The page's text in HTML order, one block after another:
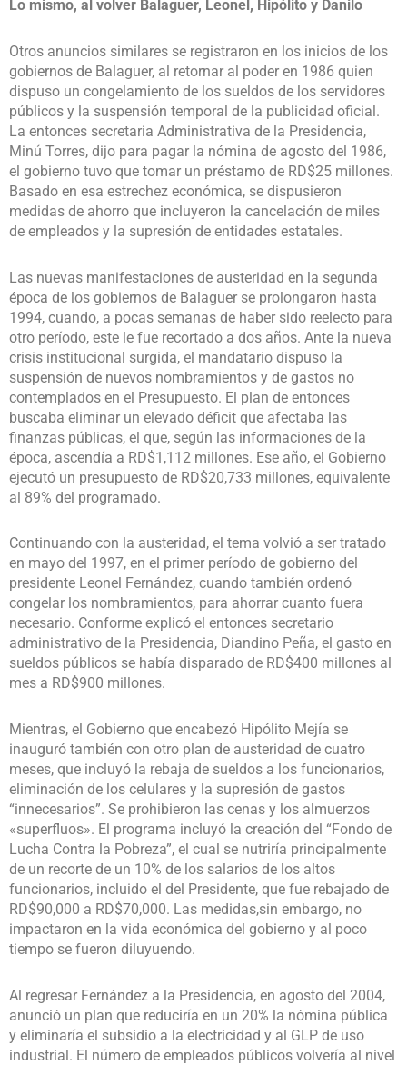
Lo mismo, al volver Balaguer, Leonel, Hipólito y Danilo
Otros anuncios similares se registraron en los inicios de los
gobiernos de Balaguer, al retornar al poder en 1986 quien
dispuso un congelamiento de los sueldos de los servidores
públicos y la suspensión temporal de la publicidad oficial.
La entonces secretaria Administrativa de la Presidencia,
Minú Torres, dijo para pagar la nómina de agosto del 1986,
el gobierno tuvo que tomar un préstamo de RD$25 millones.
Basado en esa estrechez económica, se dispusieron
medidas de ahorro que incluyeron la cancelación de miles
de empleados y la supresión de entidades estatales.
Las nuevas manifestaciones de austeridad en la segunda
época de los gobiernos de Balaguer se prolongaron hasta
1994, cuando, a pocas semanas de haber sido reelecto para
otro período, este le fue recortado a dos años. Ante la nueva
crisis institucional surgida, el mandatario dispuso la
suspensión de nuevos nombramientos y de gastos no
contemplados en el Presupuesto. El plan de entonces
buscaba eliminar un elevado déficit que afectaba las
finanzas públicas, el que, según las informaciones de la
época, ascendía a RD$1,112 millones. Ese año, el Gobierno
ejecutó un presupuesto de RD$20,733 millones, equivalente
al 89% del programado.
Continuando con la austeridad, el tema volvió a ser tratado
en mayo del 1997, en el primer período de gobierno del
presidente Leonel Fernández, cuando también ordenó
congelar los nombramientos, para ahorrar cuanto fuera
necesario. Conforme explicó el entonces secretario
administrativo de la Presidencia, Diandino Peña, el gasto en
sueldos públicos se había disparado de RD$400 millones al
mes a RD$900 millones.
Mientras, el Gobierno que encabezó Hipólito Mejía se
inauguró también con otro plan de austeridad de cuatro
meses, que incluyó la rebaja de sueldos a los funcionarios,
eliminación de los celulares y la supresión de gastos
“innecesarios”. Se prohibieron las cenas y los almuerzos
«superfluos». El programa incluyó la creación del “Fondo de
Lucha Contra la Pobreza”, el cual se nutriría principalmente
de un recorte de un 10% de los salarios de los altos
funcionarios, incluido el del Presidente, que fue rebajado de
RD$90,000 a RD$70,000. Las medidas,sin embargo, no
impactaron en la vida económica del gobierno y al poco
tiempo se fueron diluyuendo.
Al regresar Fernández a la Presidencia, en agosto del 2004,
anunció un plan que reduciría en un 20% la nómina pública
y eliminaría el subsidio a la electricidad y al GLP de uso
industrial. El número de empleados públicos volvería al nivel